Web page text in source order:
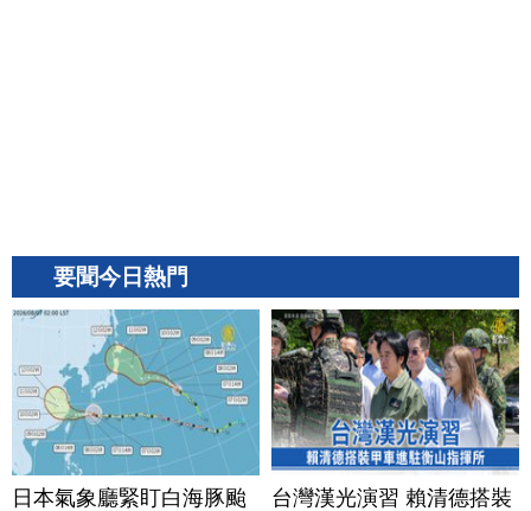
要聞今日熱門
日本氣象廳緊盯白海豚颱
台灣漢光演習 賴清德搭裝